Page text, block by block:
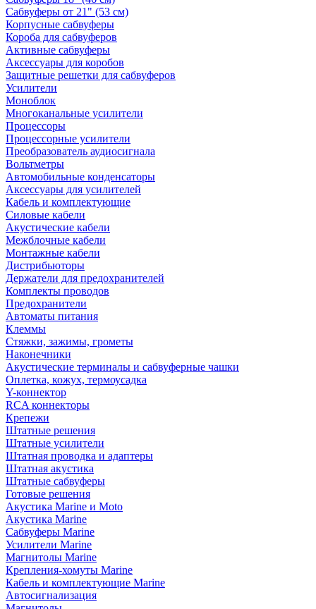
Сабвуферы от 21" (53 см)
Корпусные сабвуферы
Короба для сабвуферов
Активные сабвуферы
Аксессуары для коробов
Защитные решетки для сабвуферов
Усилители
Моноблок
Многоканальные усилители
Процессоры
Процессорные усилители
Преобразователь аудиосигнала
Вольтметры
Автомобильные конденсаторы
Аксессуары для усилителей
Кабель и комплектующие
Силовые кабели
Акустические кабели
Межблочные кабели
Монтажные кабели
Дистрибьюторы
Держатели для предохранителей
Комплекты проводов
Предохранители
Автоматы питания
Клеммы
Стяжки, зажимы, грометы
Наконечники
Акустические терминалы и сабвуферные чашки
Оплетка, кожух, термоусадка
Y-коннектор
RCA коннекторы
Крепежи
Штатные решения
Штатные усилители
Штатная проводка и адаптеры
Штатная акустика
Штатные сабвуферы
Готовые решения
Акустика Marine и Moto
Акустика Marine
Сабвуферы Marine
Усилители Marine
Магнитолы Marine
Крепления-хомуты Marine
Кабель и комплектующие Marine
Автосигнализация